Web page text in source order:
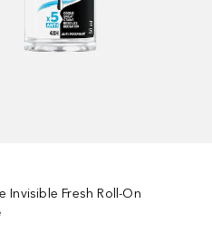
Invisible Fresh Roll-On